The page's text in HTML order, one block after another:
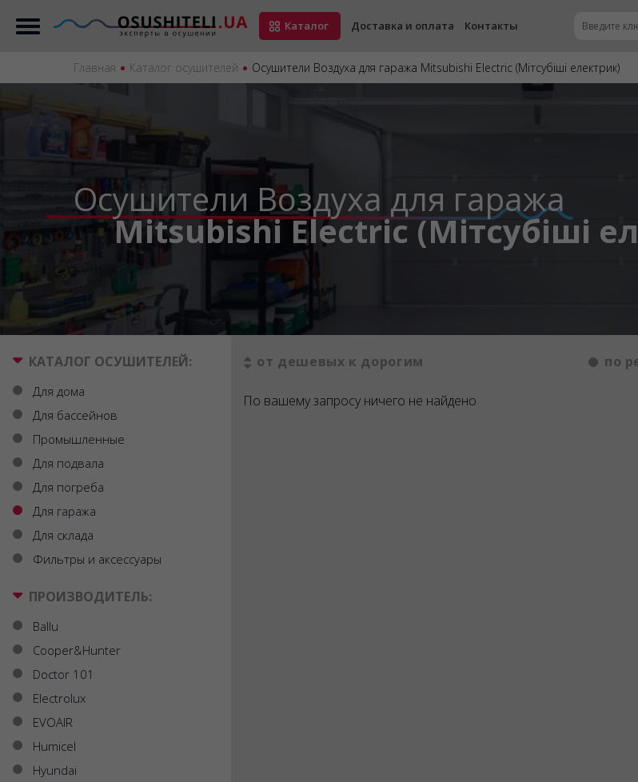
Каталог Доставка и оплата Контакты
Главная Каталог осушителей Осушители Воздуха для гаража Mitsubishi Electric (Мітсубіші електрик)
Осушители Воздуха для гаража
Mitsubishi Electric (Мітсубіші
КАТАЛОГ ОСУШИТЕЛЕЙ:
Для дома
Для бассейнов
Промышленные
Для подвала
Для погреба
Для гаража
Для склада
Фильтры и аксессуары
ПРОИЗВОДИТЕЛЬ:
Ballu
Cooper&Hunter
Doctor 101
Electrolux
EVOAIR
Humicel
Hyundai
от дешевых к дорогим по
По вашему запросу ничего не найдено